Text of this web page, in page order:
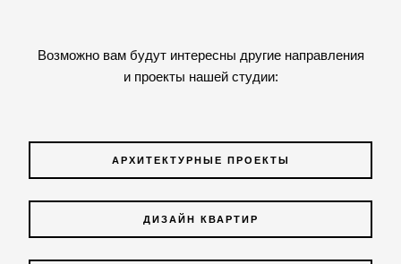
Возможно вам будут интересны другие направления
и проекты нашей студии:
АРХИТЕКТУРНЫЕ ПРОЕКТЫ
ДИЗАЙН КВАРТИР